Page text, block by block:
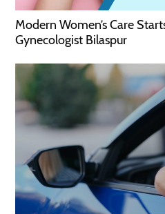
Modern Women’s Care
Gynecologist Bilaspur